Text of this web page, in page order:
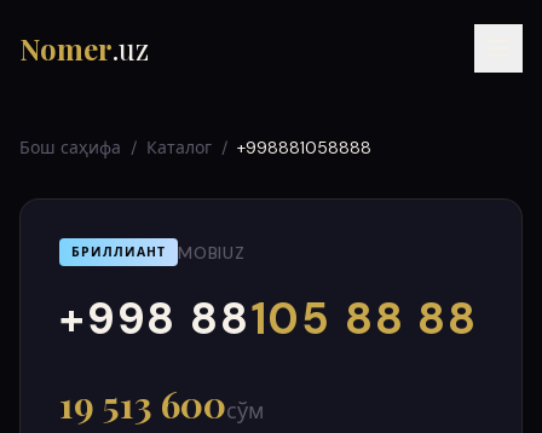
Nomer.uz
UZ УЗ
Бош саҳифа / Каталог / +998881058888
БРИЛЛИАНТ MOBIUZ
+998 88105 88 88
000
999
19 513 600сўм